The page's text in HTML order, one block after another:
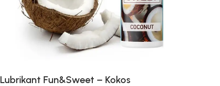
Lubrikant Fun&Sweet – Kokos